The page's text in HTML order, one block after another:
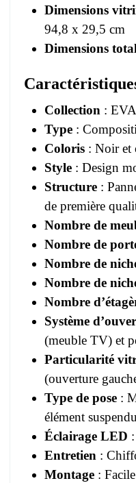
Dimensions
94,8 x 29,5 cm
Dimensions
Collection : EVA
Type :
Coloris : Noir et
Style : Design
Structure :
de première
Nombre de
Nombre de
Nombre de
Nombre de
Nombre
Système
(meuble TV) et
Particularité
(ouverture
Type de pose :
élément
Éclairage LED
Entretien :
Montage :